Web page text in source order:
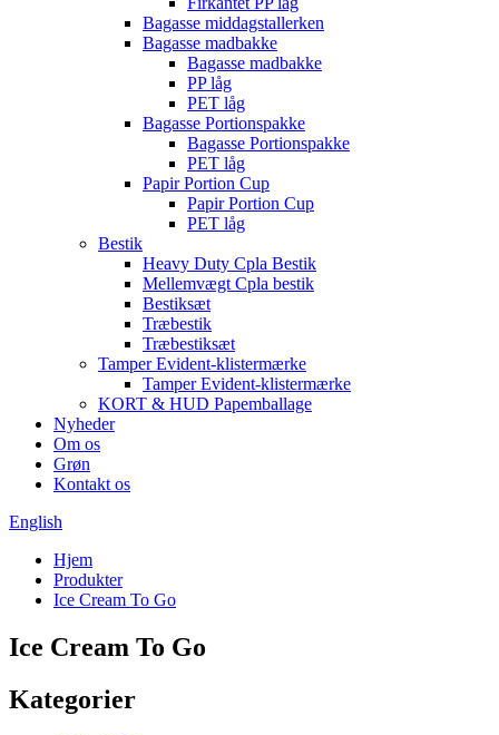
Bagasse middagstallerken
Bagasse madbakke
Bagasse madbakke
PP låg
PET låg
Bagasse Portionspakke
Bagasse Portionspakke
PET låg
Papir Portion Cup
Papir Portion Cup
PET låg
Bestik
Heavy Duty Cpla Bestik
Mellemvægt Cpla bestik
Bestiksæt
Træbestik
Træbestiksæt
Tamper Evident-klistermærke
Tamper Evident-klistermærke
KORT & HUD Papemballage
Nyheder
Om os
Grøn
Kontakt os
English
Hjem
Produkter
Ice Cream To Go
Ice Cream To Go
Kategorier